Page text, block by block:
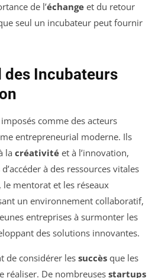
de l’échange et du retour
seul un incubateur peut fournir
des Incubateurs
comme des acteurs
entrepreneurial moderne. Ils
la créativité et à l’innovation,
d’accéder à des ressources vitales
mentorat et les réseaux
un environnement collaboratif,
entreprises à surmonter les
des solutions innovantes.
de considérer les succès que les
réaliser. De nombreuses startups